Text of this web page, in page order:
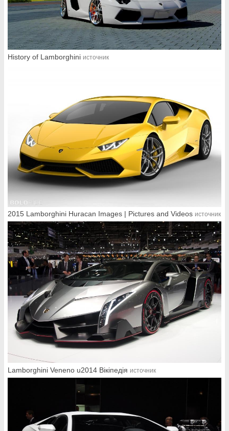
History of Lamborghini источник
2015 Lamborghini Huracan Images | Pictures and Videos источник
Lamborghini Veneno u2014 Вікіпедія источник